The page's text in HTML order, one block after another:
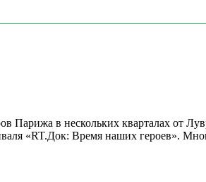
Парижа в нескольких кварталах от
«RT.Док: Время наших героев».